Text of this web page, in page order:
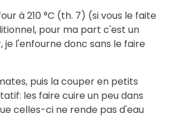
à 210 °C (th. 7) (si vous le faite
pour ma part c'est un
l'enfourne donc sans le faire
puis la couper en petits
les faire cuire un peu dans
celles-ci ne rende pas d'eau